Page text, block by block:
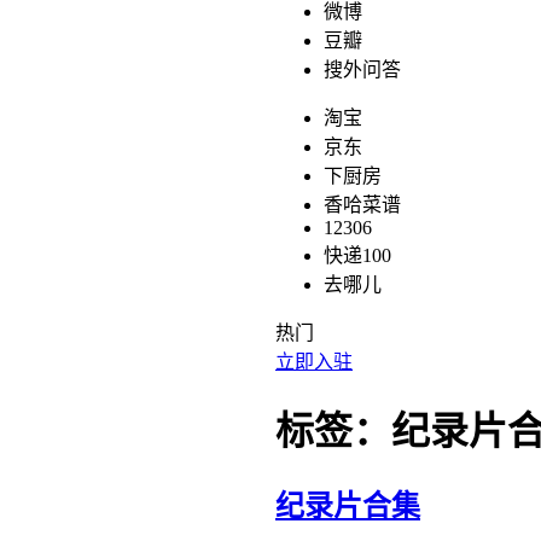
微博
豆瓣
搜外问答
淘宝
京东
下厨房
香哈菜谱
12306
快递100
去哪儿
热门
立即入驻
标签：纪录片
纪录片合集